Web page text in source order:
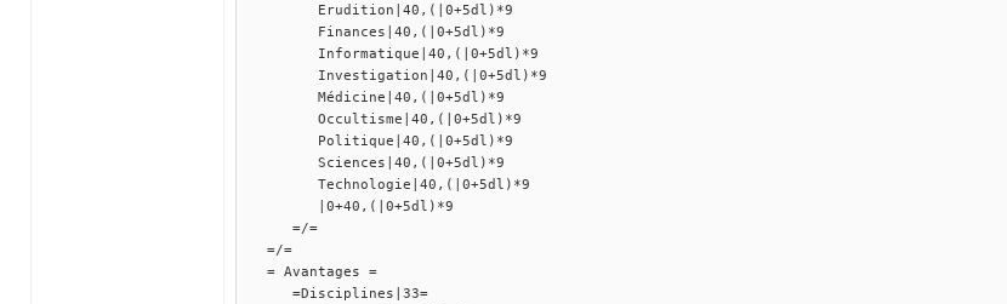
Erudition|40,(|0+5dl)*9
Finances|40,(|0+5dl)*9
Informatique|40,(|0+5dl)*9
Investigation|40,(|0+5dl)*9
Médicine|40,(|0+5dl)*9
Occultisme|40,(|0+5dl)*9
Politique|40,(|0+5dl)*9
Sciences|40,(|0+5dl)*9
Technologie|40,(|0+5dl)*9
|0+40,(|0+5dl)*9
=/=
=/=
= Avantages =
=Disciplines|33=